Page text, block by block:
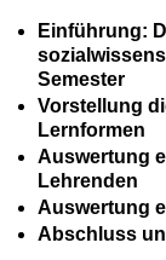
Einführung:
Semester
Vorstellung
Lernformen
Auswertung
Lehrenden
Auswertung
Abschluss